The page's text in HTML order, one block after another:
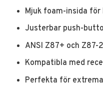
Mjuk foam-insida
Justerbar push-
ANSI Z87+ och
Kompatibla med
Perfekta för